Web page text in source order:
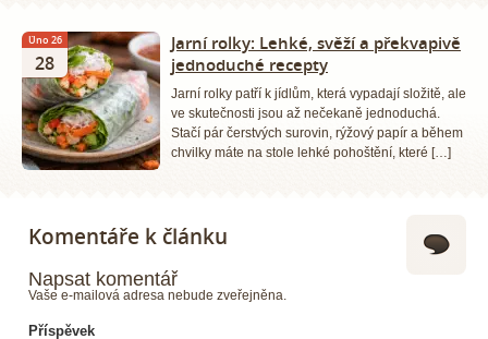
Úno 26
28
Jarní rolky: Lehké, svěží a překvapivě
jednoduché recepty
Jarní rolky patří k jídlům, která vypadají složitě, ale
ve skutečnosti jsou až nečekaně jednoduchá.
Stačí pár čerstvých surovin, rýžový papír a během
chvilky máte na stole lehké pohoštění, které […]
Komentáře k článku
Napsat komentář
Vaše e-mailová adresa nebude zveřejněna.
Příspěvek